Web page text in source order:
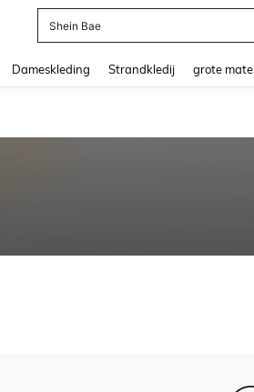
Shein Bae
Dameskleding Strandkledij grote